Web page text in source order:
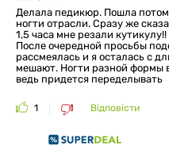
Делала педикюр. Пошла
ногти отрасли. Сразу же
1,5 часа мне резали
После очередной просьбы
рассмеялась и я осталась с
мешают. Ногти разной формы
ведь придется переделывать
1 Відповісти